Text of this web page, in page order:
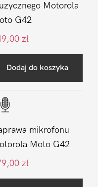
Motorola
G42
zł
Dodaj do koszyka
mikrofonu
Moto G42
zł